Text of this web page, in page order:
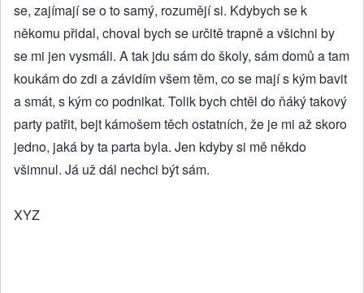
se, zajímají se o to samý, rozumějí si. Kdybych se k
někomu přidal, choval bych se určitě trapně a všichni by
se mi jen vysmáli. A tak jdu sám do školy, sám domů a tam
koukám do zdi a závidím všem těm, co se mají s kým bavit
a smát, s kým co podnikat. Tolik bych chtěl do ňáký takový
party patřit, bejt kámošem těch ostatních, že je mi až skoro
jedno, jaká by ta parta byla. Jen kdyby si mě někdo
všimnul. Já už dál nechci být sám.
XYZ